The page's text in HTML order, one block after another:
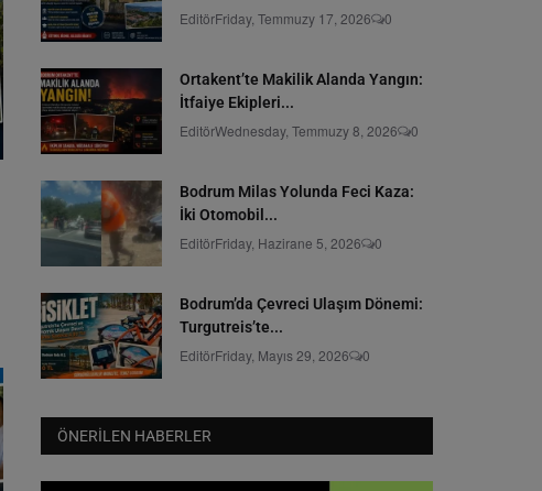
EditörFriday, Temmuzy 17, 2026 0
Ortakent’te Makilik Alanda Yangın:
İtfaiye Ekipleri...
EditörWednesday, Temmuzy 8, 2026 0
Bodrum Milas Yolunda Feci Kaza:
İki Otomobil...
EditörFriday, Hazirane 5, 2026 0
Bodrum’da Çevreci Ulaşım Dönemi:
Turgutreis’te...
EditörFriday, Mayıs 29, 2026 0
ÖNERILEN HABERLER